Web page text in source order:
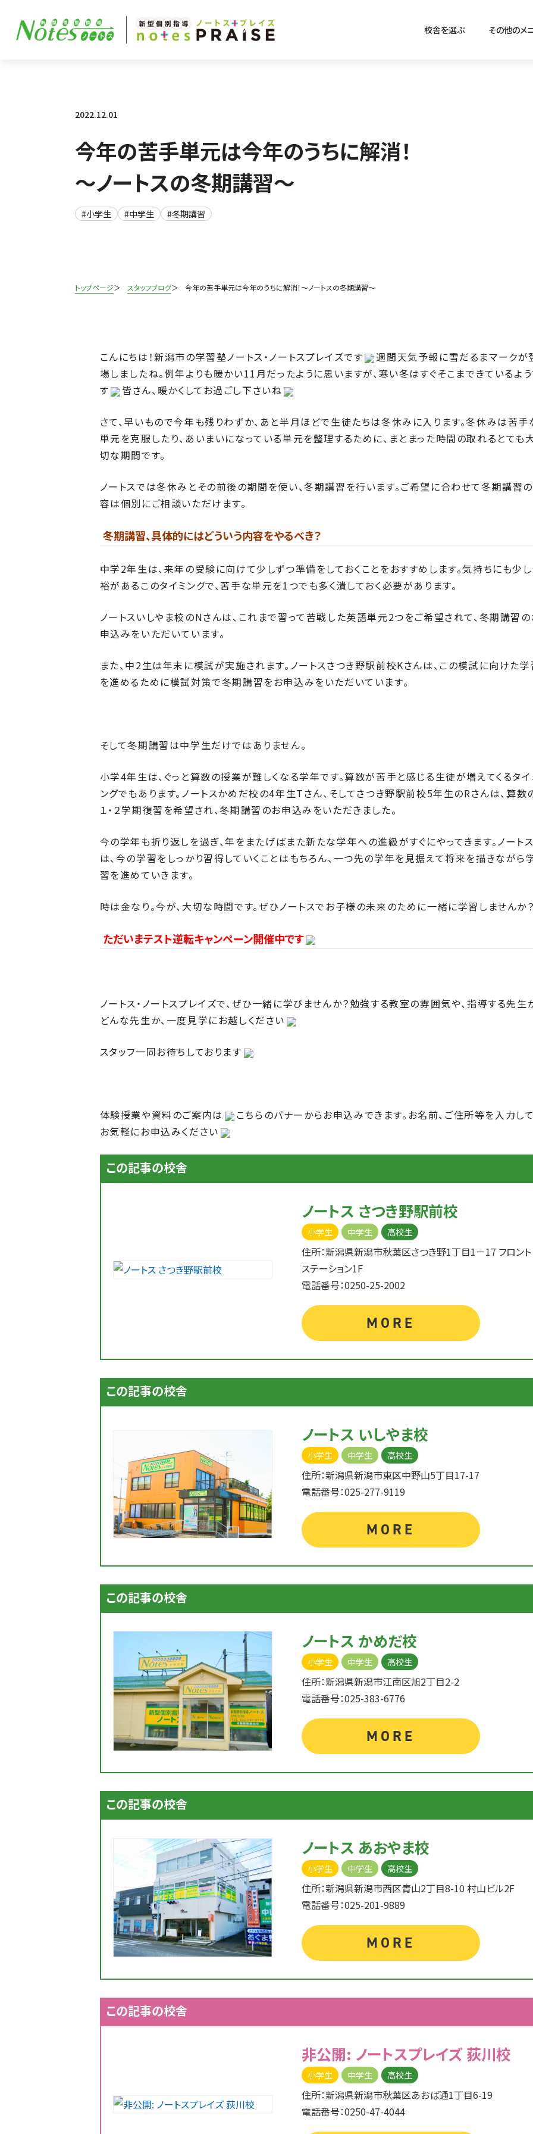
校舎を選ぶ その他のメ
2022.12.01
今年の苦手単元は今年のうちに解消！
～ノートスの冬期講習～
#小学生 #中学生 #冬期講習
トップページ スタッフブログ 今年の苦手単元は今年のうちに解消！～ノートスの冬期講習～
こんにちは！新潟市の学習塾ノートス・ノートスプレイズです
週間天気予報に雪だるまマークが
場しましたね。例年よりも暖かい11月だったように思いますが、寒い冬はすぐそこまできているよ
す
皆さん、暖かくしてお過ごし下さいね
さて、早いもので今年も残りわずか、あと半月ほどで生徒たちは冬休みに入ります。冬休みは苦手
単元を克服したり、あいまいになっている単元を整理するために、まとまった時間の取れるとても
切な期間です。
ノートスでは冬休みとその前後の期間を使い、冬期講習を行います。ご希望に合わせて冬期講習
容は個別にご相談いただけます。
冬期講習、具体的にはどういう内容をやるべき？
中学2年生は、来年の受験に向けて少しずつ準備をしておくことをおすすめします。気持ちにも少
裕があるこのタイミングで、苦手な単元を1つでも多く潰しておく必要があります。
ノートスいしやま校のNさんは、これまで習って苦戦した英語単元2つをご希望されて、冬期講習
申込みをいただいています。
また、中2生は年末に模試が実施されます。ノートスさつき野駅前校Kさんは、この模試に向けた学
を進めるために模試対策で冬期講習をお申込みをいただいています。
そして冬期講習は中学生だけではありません。
小学4年生は、ぐっと算数の授業が難しくなる学年です。算数が苦手と感じる生徒が増えてくるタイ
ングでもあります。ノートスかめだ校の4年生Tさん、そしてさつき野駅前校5年生のRさんは、算数
１・２学期復習を希望され、冬期講習のお申込みをいただきました。
今の学年も折り返しを過ぎ、年をまたげばまた新たな学年への進級がすぐにやってきます。ノート
は、今の学習をしっかり習得していくことはもちろん、一つ先の学年を見据えて将来を描きながら
習を進めていきます。
時は金なり。今が、大切な時間です。ぜひノートスでお子様の未来のために一緒に学習しませんか？
ただいまテスト逆転キャンペーン開催中です
ノートス・ノートスプレイズで、ぜひ一緒に学びませんか？勉強する教室の雰囲気や、指導する先生
どんな先生か、一度見学にお越しください
スタッフ一同お待ちしております
体験授業や資料のご案内は
こちらのバナーからお申込みできます。お名前、ご住所等を入力して
お気軽にお申込みください
この記事の校舎
ノートス さつき野駅前校
小学生 中学生 高校生
住所：新潟県新潟市秋葉区さつき野1丁目1－17 フロント
ステーション1F
電話番号：0250-25-2002
MORE
この記事の校舎
ノートス いしやま校
小学生 中学生 高校生
住所：新潟県新潟市東区中野山5丁目17-17
電話番号：025-277-9119
MORE
この記事の校舎
ノートス かめだ校
小学生 中学生 高校生
住所：新潟県新潟市江南区旭2丁目2-2
電話番号：025-383-6776
MORE
この記事の校舎
ノートス あおやま校
小学生 中学生 高校生
住所：新潟県新潟市西区青山2丁目8-10 村山ビル2F
電話番号：025-201-9889
MORE
この記事の校舎
非公開: ノートスプレイズ荻川校
小学生 中学生 高校生
住所：新潟県新潟市秋葉区あおば通1丁目6-19
電話番号：0250-47-4044